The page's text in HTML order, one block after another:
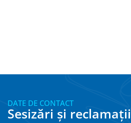
DATE DE CONTACT
Sesizări și reclamații